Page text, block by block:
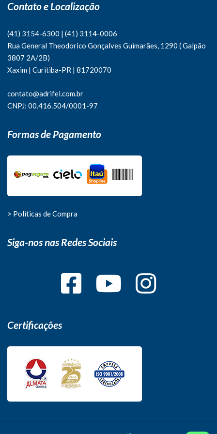
Contato e Localização
(41) 3154-6300 | (41) 3114-0006
Rua General Theodorico Gonçalves Guimarães, 1290 ( Galpão
3807 2A/2B)
Xaxim | Curitiba-PR | 81720070
contato@adrifel.com.br
CNPJ: 00.416.504/0001-97
Formas de Pagamento
> Politicas de Compra
Siga-nos nas Redes Sociais
Certificações